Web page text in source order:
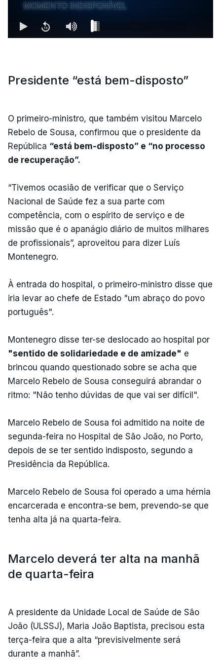
MOMENTO INDISPONÍVEL
Presidente “está bem-disposto”
O primeiro-ministro, que também visitou Marcelo
Rebelo de Sousa, confirmou que o presidente da
República “está bem-disposto” e “no processo
de recuperação”.
“Tivemos ocasião de verificar que o Serviço
Nacional de Saúde fez a sua parte com
competência, com o espírito de serviço e de
missão que é o apanágio diário de muitos milhares
de profissionais”, aproveitou para dizer Luís
Montenegro.
À entrada do hospital, o primeiro-ministro disse que
iria levar ao chefe de Estado "um abraço do povo
português".
Montenegro disse ter-se deslocado ao hospital por
"sentido de solidariedade e de amizade" e
brincou quando questionado sobre se acha que
Marcelo Rebelo de Sousa conseguirá abrandar o
ritmo: "Não tenho dúvidas de que vai ser difícil".
Marcelo Rebelo de Sousa foi admitido na noite de
segunda-feira no Hospital de São João, no Porto,
depois de se ter sentido indisposto, segundo a
Presidência da República.
Marcelo Rebelo de Sousa foi operado a uma hérnia
encarcerada e encontra-se bem, prevendo-se que
tenha alta já na quarta-feira.
Marcelo deverá ter alta na manhã
de quarta-feira
A presidente da Unidade Local de Saúde de São
João (ULSSJ), Maria João Baptista, precisou esta
terça-feira que a alta “previsivelmente será
durante a manhã”.